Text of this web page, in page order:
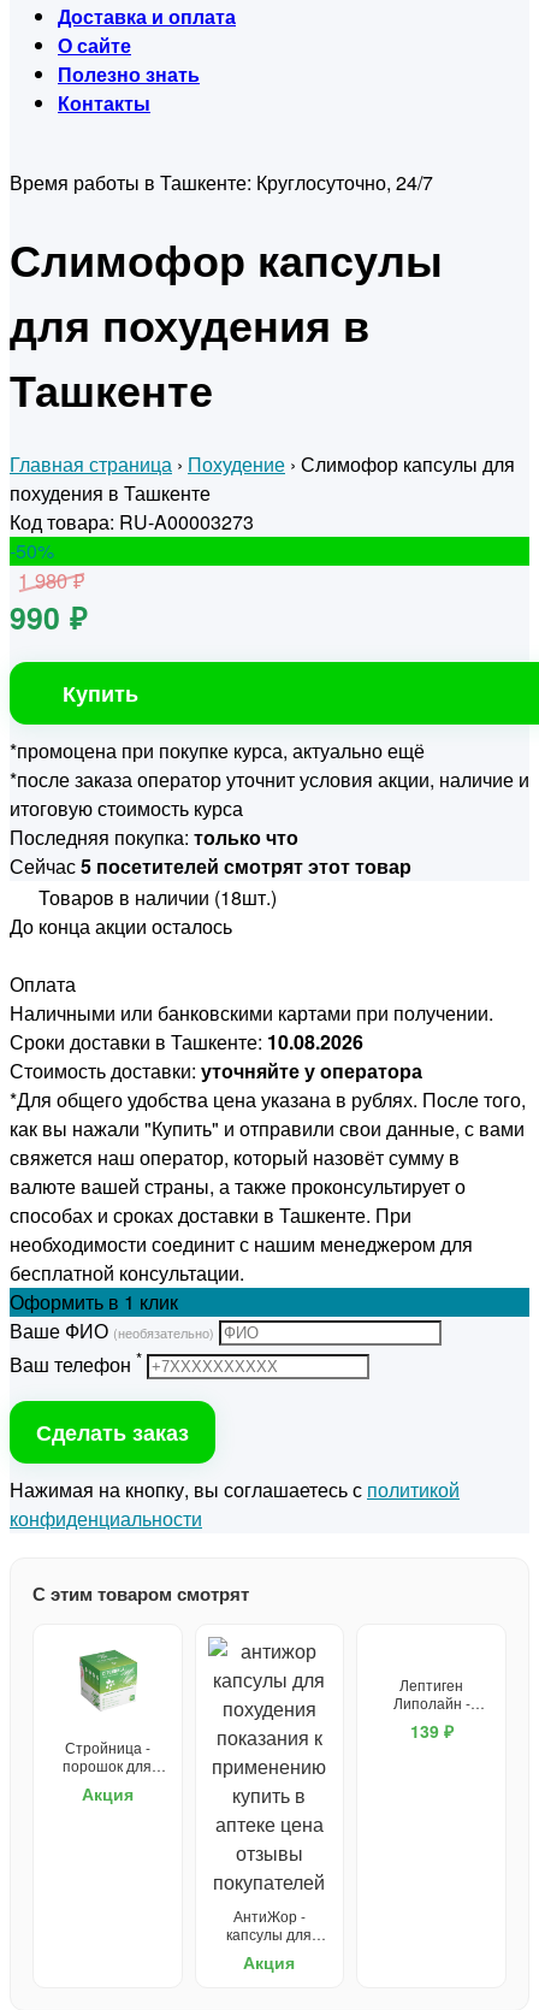
Доставка и оплата
О сайте
Полезно знать
Контакты
Время работы в Ташкенте: Круглосуточно, 24/7
Слимофор капсулы
для похудения в
Ташкенте
Главная страница › Похудение › Слимофор капсулы для
похудения в Ташкенте
Код товара: RU-A00003273
-50%
1 980 ₽
990 ₽
Купить
*промоцена при покупке курса, актуально ещё
*после заказа оператор уточнит условия акции, наличие и
итоговую стоимость курса
Последняя покупка: только что
Сейчас5 посетителей смотрят этот товар
Товаров в наличии (18шт.)
До конца акции осталось
Оплата
Наличными или банковскими картами при получении.
Сроки доставки в Ташкенте: 10.08.2026
Стоимость доставки: уточняйте у оператора
*Для общего удобства цена указана в рублях. После того,
как вы нажали "Купить" и отправили свои данные, с вами
свяжется наш оператор, который назовёт сумму в
валюте вашей страны, а также проконсультирует о
способах и сроках доставки в Ташкенте. При
необходимости соединит с нашим менеджером для
бесплатной консультации.
Оформить в 1 клик
Ваше ФИО (необязательно)
Ваш телефон *
Сделать заказ
Нажимая на кнопку, вы соглашаетесь с политикой
конфиденциальности
С этим товаром смотрят
Стройница -
порошок для
Акция
АнтиЖор -
капсулы для
Акция
Лептиген
Липолайн -
капсулы для
похудения
139 ₽